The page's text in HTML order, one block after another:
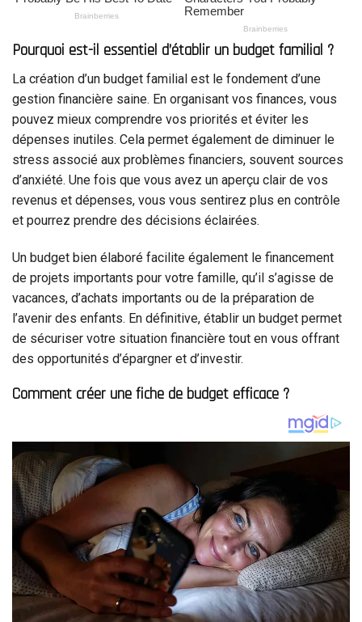
Pourquoi est-il essentiel d’établir un budget familial ?
La création d’un budget familial est le fondement d’une
gestion financière saine. En organisant vos finances, vous
pouvez mieux comprendre vos priorités et éviter les
dépenses inutiles. Cela permet également de diminuer le
stress associé aux problèmes financiers, souvent sources
d’anxiété. Une fois que vous avez un aperçu clair de vos
revenus et dépenses, vous vous sentirez plus en contrôle
et pourrez prendre des décisions éclairées.
Un budget bien élaboré facilite également le financement
de projets importants pour votre famille, qu’il s’agisse de
vacances, d’achats importants ou de la préparation de
l’avenir des enfants. En définitive, établir un budget permet
de sécuriser votre situation financière tout en vous offrant
des opportunités d’épargner et d’investir.
Comment créer une fiche de budget efficace ?